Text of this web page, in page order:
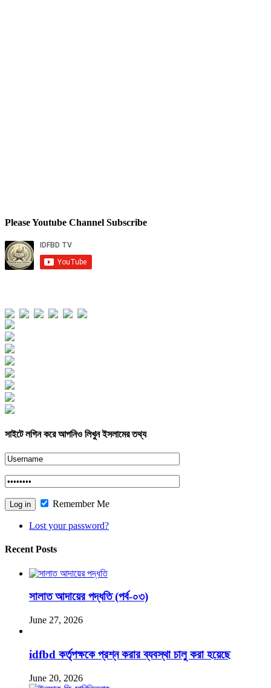
Please Youtube Channel Subscribe
সাইটে লগিন করে আপনিও লিখুন ইসলামের তথ্য
Remember Me
Lost your password?
Recent Posts
সালাত আদায়ের পদ্ধতি (পর্ব-০৩)
June 27, 2026
idfbd কর্তৃপক্ষকে প্রশ্ন করার ব্যবস্থা চালু করা হয়েছে
June 20, 2026